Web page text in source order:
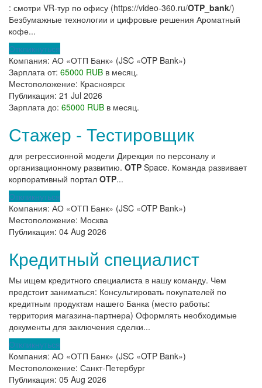
: смотри VR-тур по офису (https://video-360.ru/OTP bank/)
Безбумажные технологии и цифровые решения Ароматный
кофе...
Откликнуться
Компания: АО «ОТП Банк» (JSC «OTP Bank»)
Зарплата от: 65000 RUB в месяц.
Местоположение: Красноярск
Публикация: 21 Jul 2026
Зарплата до: 65000 RUB в месяц.
Стажер - Тестировщик
для регрессионной модели Дирекция по персоналу и
организационному развитию. OTP Space. Команда развивает
корпоративный портал OTP...
Откликнуться
Компания: АО «ОТП Банк» (JSC «OTP Bank»)
Местоположение: Москва
Публикация: 04 Aug 2026
Кредитный специалист
Мы ищем кредитного специалиста в нашу команду. Чем
предстоит заниматься: Консультировать покупателей по
кредитным продуктам нашего Банка (место работы:
территория магазина-партнера) Оформлять необходимые
документы для заключения сделки...
Откликнуться
Компания: АО «ОТП Банк» (JSC «OTP Bank»)
Местоположение: Санкт-Петербург
Публикация: 05 Aug 2026